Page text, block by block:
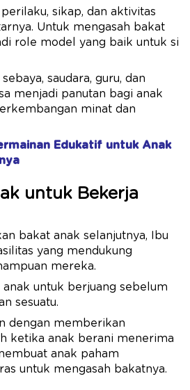
sikap, dan aktivitas
Untuk mengasah bakat
role model yang baik untuk si
saudara, guru, dan
menjadi panutan bagi anak
minat dan
Edukatif untuk Anak
untuk Bekerja
bakat anak selanjutnya, Ibu
yang mendukung
mereka.
anak untuk berjuang sebelum
sesuatu.
dengan memberikan
ketika anak berani menerima
anak paham
untuk mengasah bakatnya.